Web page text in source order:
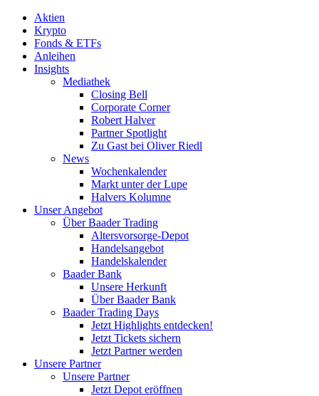
Aktien
Krypto
Fonds & ETFs
Anleihen
Insights
Mediathek
Closing Bell
Corporate Corner
Robert Halver
Partner Spotlight
Zu Gast bei Oliver Riedl
News
Wochenkalender
Markt unter der Lupe
Halvers Kolumne
Unser Angebot
Über Baader Trading
Altersvorsorge-Depot
Handelsangebot
Handelskalender
Baader Bank
Unsere Herkunft
Über Baader Bank
Baader Trading Days
Jetzt Highlights entdecken!
Jetzt Tickets sichern
Jetzt Partner werden
Unsere Partner
Unsere Partner
Jetzt Depot eröffnen